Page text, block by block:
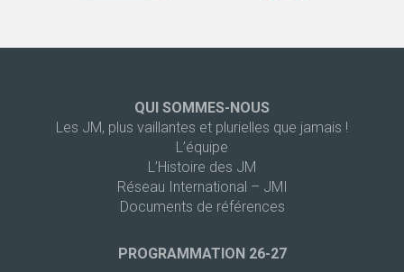
QUI SOMMES-NOUS
Les JM, plus vaillantes et plurielles que jamais !
L’équipe
L’Histoire des JM
Réseau International – JMI
Documents de références
PROGRAMMATION 26-27